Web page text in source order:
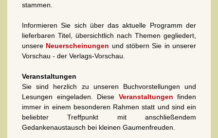
stammen.
Informieren Sie sich über das aktuelle Programm der
lieferbaren Titel, übersichtlich nach Themen gegliedert,
unsere Neuerscheinungen und stöbern Sie in unserer
Vorschau - der Verlags-Vorschau.
Veranstaltungen
Sie sind herzlich zu unseren Buchvorstellungen und
Lesungen eingeladen. Diese Veranstaltungen finden
immer in einem besonderen Rahmen statt und sind ein
beliebter Treffpunkt mit anschließendem
Gedankenaustausch bei kleinen Gaumenfreuden.